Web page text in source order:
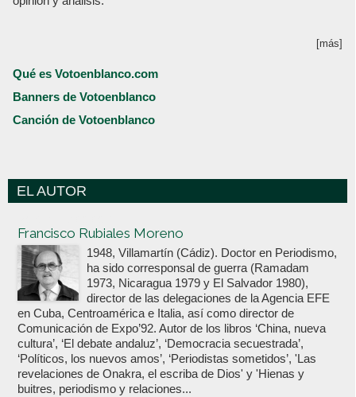
[más]
Qué es Votoenblanco.com
Banners de Votoenblanco
Canción de Votoenblanco
EL AUTOR
Francisco Rubiales Moreno
1948, Villamartín (Cádiz). Doctor en Periodismo,
ha sido corresponsal de guerra (Ramadam
1973, Nicaragua 1979 y El Salvador 1980),
director de las delegaciones de la Agencia EFE
en Cuba, Centroamérica e Italia, así como director de
Comunicación de Expo’92. Autor de los libros ‘China, nueva
cultura’, ‘El debate andaluz’, ‘Democracia secuestrada’,
‘Políticos, los nuevos amos’, ‘Periodistas sometidos’, 'Las
revelaciones de Onakra, el escriba de Dios' y 'Hienas y
buitres, periodismo y relaciones...